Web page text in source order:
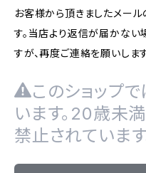
お客様から頂きましたメー
す。当店より返信が届かな
すが、再度ご連絡を願いします
このショップ
います。20歳未
禁止されています